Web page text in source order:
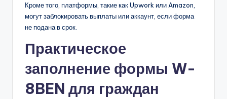
Кроме того, платформы, такие как Upwork или Amazon,
могут заблокировать выплаты или аккаунт, если форма
не подана в срок.
Практическое
заполнение формы W-
8BEN для граждан